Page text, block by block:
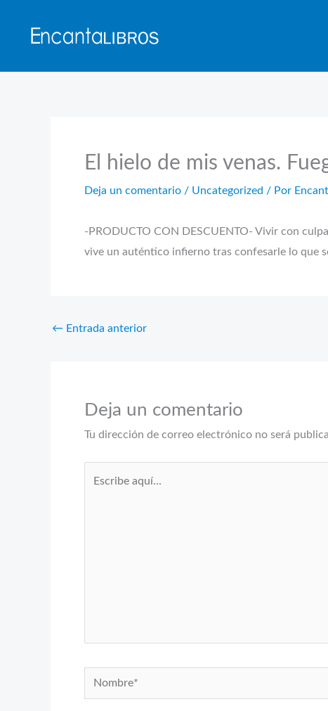
El hielo de mis venas.
Deja un comentario / Uncategorized / Por
-PRODUCTO CON DESCUENTO- Vivir con
vive un auténtico infierno tras confesarle lo que
← Entrada anterior
Deja un comentario
Tu dirección de correo electrónico no será
Nombre*